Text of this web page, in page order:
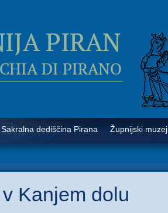
Sakralna dediščina Pirana Župnijski muzej
Kanjem dolu